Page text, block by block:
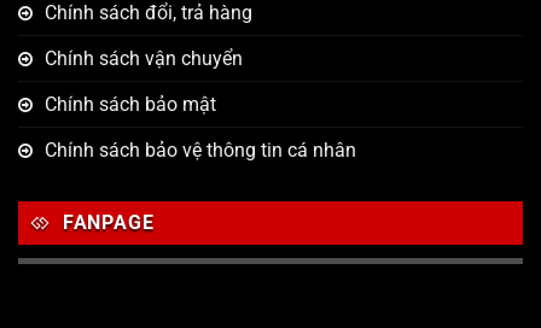
Chính sách đổi, trả hàng
Chính sách vận chuyển
Chính sách bảo mật
Chính sách bảo vệ thông tin cá nhân
FANPAGE